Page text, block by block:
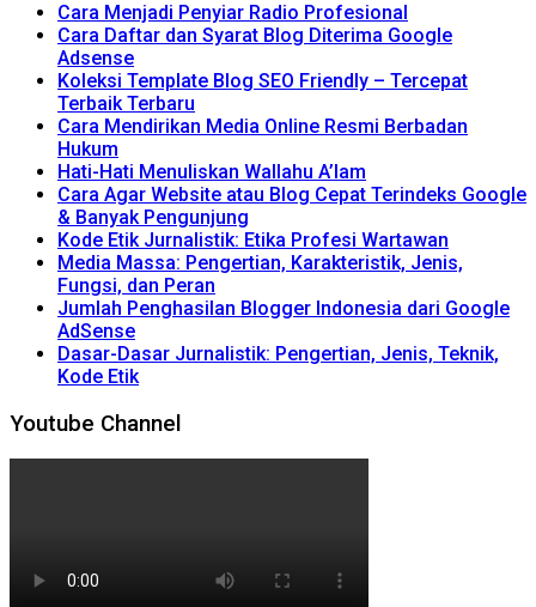
Cara Menjadi Penyiar Radio Profesional
Cara Daftar dan Syarat Blog Diterima Google
Adsense
Koleksi Template Blog SEO Friendly – Tercepat
Terbaik Terbaru
Cara Mendirikan Media Online Resmi Berbadan
Hukum
Hati-Hati Menuliskan Wallahu A’lam
Cara Agar Website atau Blog Cepat Terindeks Google
& Banyak Pengunjung
Kode Etik Jurnalistik: Etika Profesi Wartawan
Media Massa: Pengertian, Karakteristik, Jenis,
Fungsi, dan Peran
Jumlah Penghasilan Blogger Indonesia dari Google
AdSense
Dasar-Dasar Jurnalistik: Pengertian, Jenis, Teknik,
Kode Etik
Youtube Channel